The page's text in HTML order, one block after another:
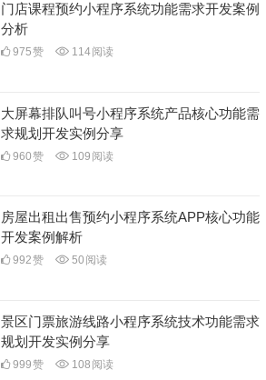
门店课程预约小程序系统功能需求开发案例
分析
975赞 114阅读
大屏幕排队叫号小程序系统产品核心功能需
求规划开发实例分享
960赞 109 阅读
房屋出租出售预约小程序系统APP核心功能
开发案例解析
992赞 50 阅读
景区门票旅游线路小程序系统技术功能需求
规划开发实例分享
999赞 108 阅读